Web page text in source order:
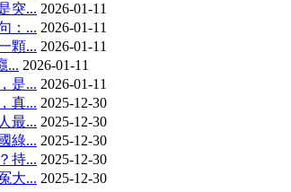
突... 2026-01-11
：... 2026-01-11
顆... 2026-01-11
... 2026-01-11
是... 2026-01-11
真... 2025-12-30
最... 2025-12-30
綠... 2025-12-30
持... 2025-12-30
大... 2025-12-30